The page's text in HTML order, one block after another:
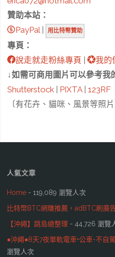
贊助本站：
PayPal| 用比特幣贊助
專頁：
說走就走粉絲專頁
我的
↓如需可商用圖片可以參考我
Shutterstock
PIXTA| 123RF
〔有花卉、貓咪、風景等照片
人氣文章
Home - 119,089 瀏覽人次
比特幣BTC網賺推薦，adBTC刷廣
【沖繩】跳島總整理 - 44,726 瀏覽
●沖繩●8天7夜單軌電車+公車-不自
瀏覽人次